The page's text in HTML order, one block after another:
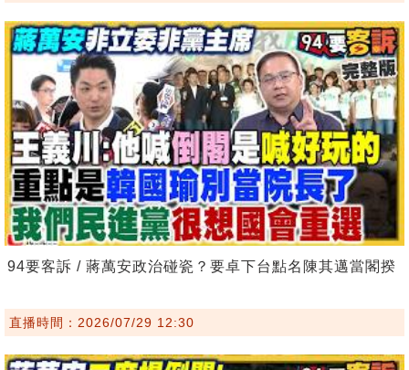
94要客訴 / 蔣萬安政治碰瓷？要卓下台點名陳其邁當閣揆
直播時間：2026/07/29 12:30